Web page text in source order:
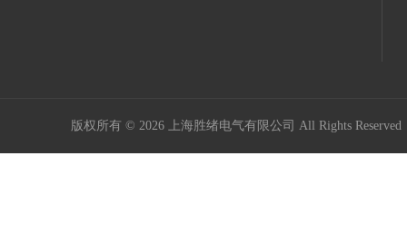
版权所有 © 2026 上海胜绪电气有限公司 All Rights